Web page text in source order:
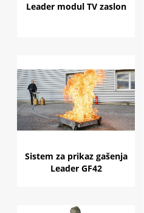
Leader modul TV zaslon
Sistem za prikaz gašenja
Leader GF42